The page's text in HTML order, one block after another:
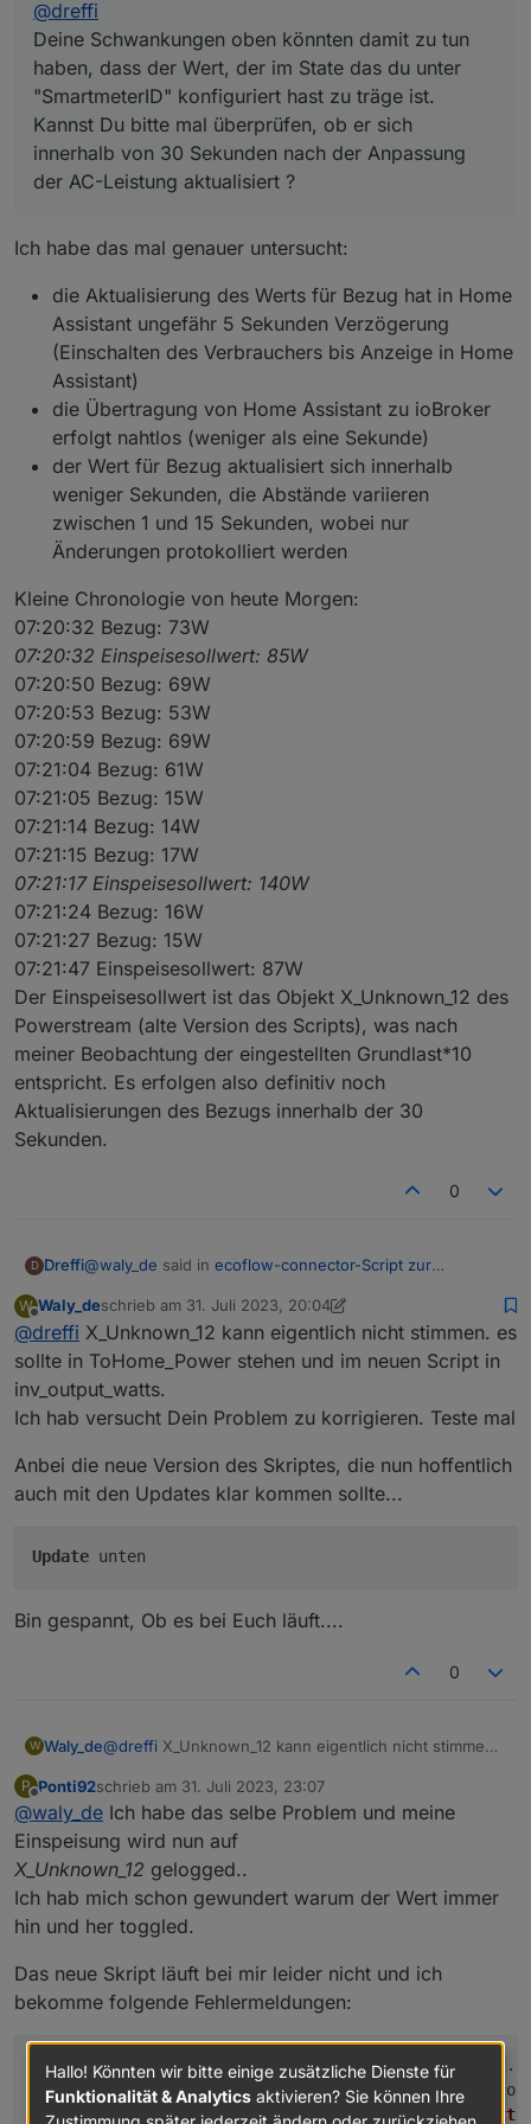
@dreffi
Deine Schwankungen oben könnten damit zu tun
haben, dass der Wert, der im State das du unter
"SmartmeterID" konfiguriert hast zu träge ist.
Kannst Du bitte mal überprüfen, ob er sich
innerhalb von 30 Sekunden nach der Anpassung
der AC-Leistung aktualisiert ?
Ich habe das mal genauer untersucht:
die Aktualisierung des Werts für Bezug hat in Home
Assistant ungefähr 5 Sekunden Verzögerung
(Einschalten des Verbrauchers bis Anzeige in Home
Assistant)
die Übertragung von Home Assistant zu ioBroker
erfolgt nahtlos (weniger als eine Sekunde)
der Wert für Bezug aktualisiert sich innerhalb
weniger Sekunden, die Abstände variieren
zwischen 1 und 15 Sekunden, wobei nur
Änderungen protokolliert werden
Kleine Chronologie von heute Morgen:
07:20:32 Bezug: 73W
07:20:32 Einspeisesollwert: 85W
07:20:50 Bezug: 69W
07:20:53 Bezug: 53W
07:20:59 Bezug: 69W
07:21:04 Bezug: 61W
07:21:05 Bezug: 15W
07:21:14 Bezug: 14W
07:21:15 Bezug: 17W
07:21:17 Einspeisesollwert: 140W
07:21:24 Bezug: 16W
07:21:27 Bezug: 15W
07:21:47 Einspeisesollwert: 87W
Der Einspeisesollwert ist das Objekt X_Unknown_12 des
Powerstream (alte Version des Scripts), was nach
meiner Beobachtung der eingestellten Grundlast*10
entspricht. Es erfolgen also definitiv noch
Aktualisierungen des Bezugs innerhalb der 30
Sekunden.
0
D Dreffi@waly_de said in ecoflow-connector-Script zur
@dreffi
Deine Schwankungen oben könnten damit zu tun
haben, dass der Wert, der im State das du unter
"SmartmeterID" konfiguriert hast zu träge ist.
Kannst Du bitte mal überprüfen, ob er sich
der AC-Leistung aktualisiert ?
Ich habe das mal genauer untersucht:
die Aktualisierung des Werts für Bezug hat in Home
(Einschalten des Verbrauchers bis Anzeige in Home
Assistant)
die Übertragung von Home Assistant zu ioBroker
der Wert für Bezug aktualisiert sich innerhalb
Änderungen protokolliert werden
07:20:32 Bezug: 73W
07:20:32 Einspeisesollwert: 85W
07:20:50 Bezug: 69W
07:20:59 Bezug: 69W
07:21:14 Bezug: 14W
Der Einspeisesollwert ist das Objekt X_Unknown_12 des
Powerstream (alte Version des Scripts), was nach meiner
Beobachtung der eingestellten Grundlast*10 entspricht.
Es erfolgen also definitiv noch Aktualisierungen des
Bezugs innerhalb der 30 Sekunden.
W
Offline
Waly_deschrieb am 31. Juli 2023, 20:04
zuletzt editiert von Waly_de8. Jan. 2023, 10:00
@dreffi X_Unknown_12 kann eigentlich nicht stimmen. es
sollte in ToHome_Power stehen und im neuen Script in
inv_output_watts.
Ich hab versucht Dein Problem zu korrigieren. Teste mal
Anbei die neue Version des Skriptes, die nun hoffentlich
auch mit den Updates klar kommen sollte...
Update unten
Bin gespannt, Ob es bei Euch läuft....
0
W Waly_de@dreffi X_Unknown_12 kann eigentlich nicht stimmen.
Script in inv_output_watts.
Ich hab versucht Dein Problem zu korrigieren. Teste
mal
Anbei die neue Version des Skriptes, die nun
hoffentlich auch mit den Updates klar kommen sollte...
Bin gespannt, Ob es bei Euch läuft....
P
Offline
Ponti92schrieb am 31. Juli 2023, 23:07
zuletzt editiert von
@waly_de Ich habe das selbe Problem und meine
Einspeisung wird nun auf
X_Unknown_12 gelogged..
Ich hab mich schon gewundert warum der Wert immer
hin und her toggled.
Das neue Skript läuft bei mir leider nicht und ich
bekomme folgende Fehlermeldungen:
01 :00: 27.147
	error	javascript
.0 (1330 ) script.
01:00:27.151
	error	javascript
.0 (1330 ) at
01:00:27.152
	error	javascript
.0 (1330) at
Hallo! Könnten wir bitte einige zusätzliche Dienste für
Funktionalität & Analytics aktivieren? Sie können Ihre